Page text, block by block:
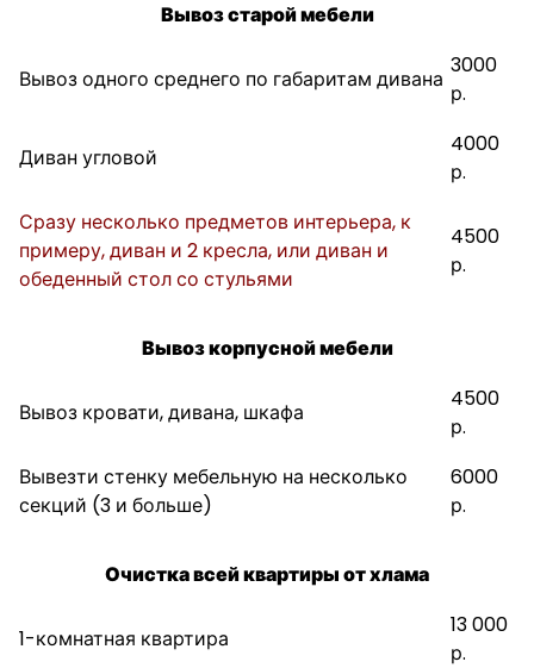
Вывоз старой мебели
Вывоз одного среднего по габаритам дивана
3000
р.
Диван угловой
4000
р.
Сразу несколько предметов интерьера, к
примеру, диван и 2 кресла, или диван и
обеденный стол со стульями
4500
р.
Вывоз корпусной мебели
Вывоз кровати, дивана, шкафа
4500
р.
Вывезти стенку мебельную на несколько
секций (3 и больше)
6000
р.
Очистка всей квартиры от хлама
1-комнатная квартира
13 000
р.